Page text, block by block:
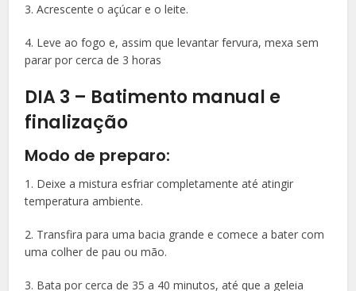
3. Acrescente o açúcar e o leite.
4. Leve ao fogo e, assim que levantar fervura, mexa sem
parar por cerca de 3 horas
DIA 3 – Batimento manual e
finalização
Modo de preparo:
1. Deixe a mistura esfriar completamente até atingir
temperatura ambiente.
2. Transfira para uma bacia grande e comece a bater com
uma colher de pau ou mão.
3. Bata por cerca de 35 a 40 minutos, até que a geleia